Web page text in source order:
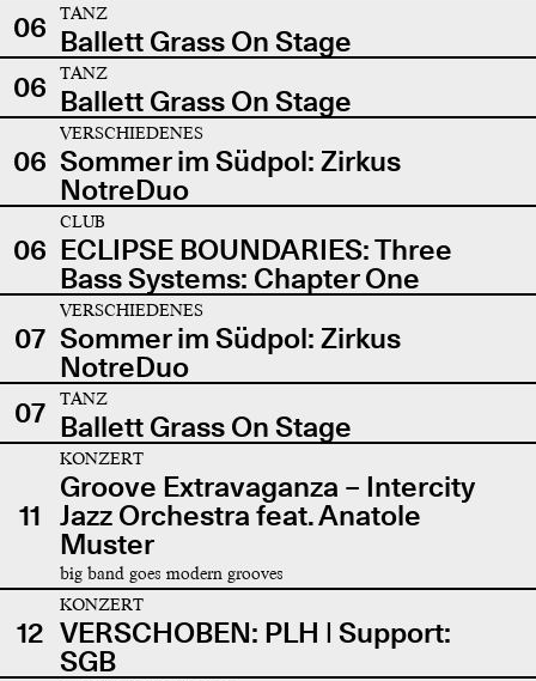
06
TANZ
Ballett Grass On Stage
06
TANZ
Ballett Grass On Stage
06
VERSCHIEDENES
Sommer im Südpol: Zirkus
NotreDuo
06
CLUB
ECLIPSE BOUNDARIES: Three
Bass Systems: Chapter One
07
VERSCHIEDENES
Sommer im Südpol: Zirkus
NotreDuo
07
TANZ
Ballett Grass On Stage
11
KONZERT
Groove Extravaganza – Intercity
Jazz Orchestra feat. Anatole
Muster
big band goes modern grooves
12
KONZERT
VERSCHOBEN: PLH | Support:
SGB